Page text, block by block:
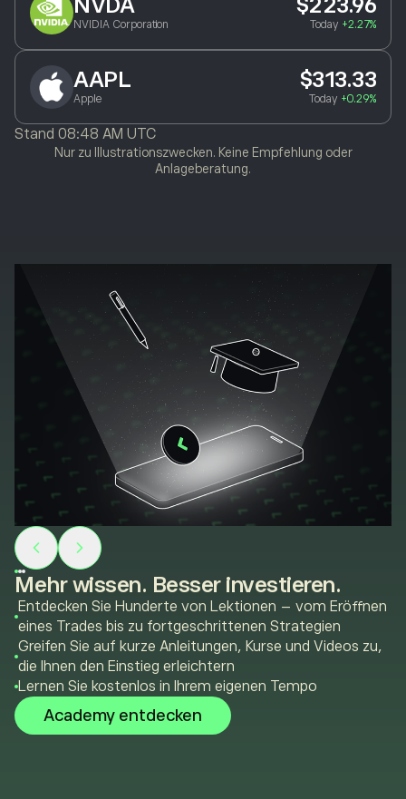
NVIDIA Corporation Today +2.27%
AAPL
Apple
$313.33
Today +0.29%
Stand 08:48 AM UTC
Nur zu Illustrationszwecken. Keine Empfehlung oder
Anlageberatung.
Mehr wissen. Besser investieren.
Entdecken Sie Hunderte von Lektionen – vom Eröffnen
eines Trades bis zu fortgeschrittenen Strategien
Greifen Sie auf kurze Anleitungen, Kurse und Videos zu,
die Ihnen den Einstieg erleichtern
Lernen Sie kostenlos in Ihrem eigenen Tempo
Academy entdecken